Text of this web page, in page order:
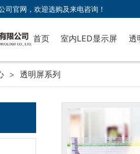
司官网，欢迎选购及来电咨询！
首页 室内LED显示屏 透
> 透明屏系列